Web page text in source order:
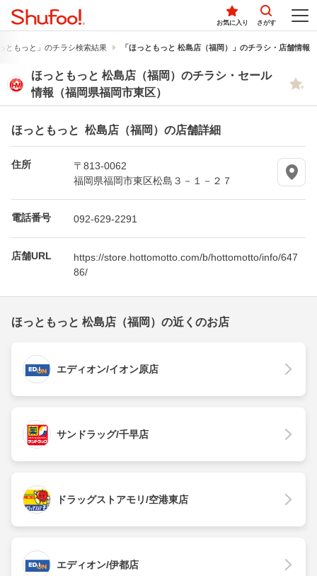
お気に入り さがす
ともっと」のチラシ検索結果 「ほっともっと 松島店（福岡）」のチラシ・店舗情報
ほっともっと 松島店（福岡）のチラシ・セール
情報（福岡県福岡市東区）
ほっともっと 松島店（福岡）の店舗詳細
住所
〒813-0062
福岡県福岡市東区松島３－１－２７
電話番号 092-629-2291
店舗URL
https://store.hottomotto.com/b/hottomotto/info/647
86/
ほっともっと 松島店（福岡）の近くのお店
エディオン/イオン原店
サンドラッグ/千早店
ドラッグストアモリ/空港東店
エディオン/伊都店